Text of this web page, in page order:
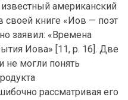
известный американский
своей книге «Иов — поэт
заявил: «Времена
Иова» [11, p. 16]. Две
не могли понять
рассматривая его